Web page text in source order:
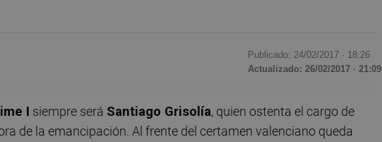
Publicado: 24/02/2017 · 18:26
Actualizado: 26/02/2017 · 21:09
I siempre será Santiago Grisolía, quien ostenta el cargo de
de la emancipación. Al frente del certamen valenciano queda